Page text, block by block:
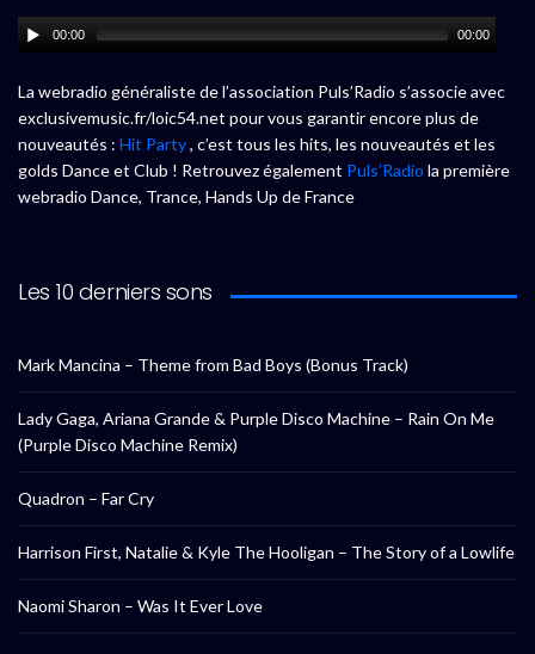
00:00 00:00
La webradio généraliste de l’association Puls’Radio s’associe avec
exclusivemusic.fr/loic54.net pour vous garantir encore plus de
nouveautés : Hit Party, c’est tous les hits, les nouveautés et les
golds Dance et Club ! Retrouvez également Puls’Radio la première
webradio Dance, Trance, Hands Up de France
Les 10 derniers sons
Mark Mancina – Theme from Bad Boys (Bonus Track)
Lady Gaga, Ariana Grande & Purple Disco Machine – Rain On Me
(Purple Disco Machine Remix)
Quadron – Far Cry
Harrison First, Natalie & Kyle The Hooligan – The Story of a Lowlife
Naomi Sharon – Was It Ever Love